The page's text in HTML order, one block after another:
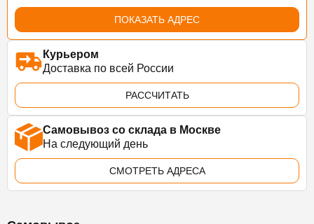
ПОКАЗАТЬ АДРЕС
Курьером
Доставка по всей России
РАССЧИТАТЬ
Самовывоз со склада в Москве
На следующий день
СМОТРЕТЬ АДРЕСА